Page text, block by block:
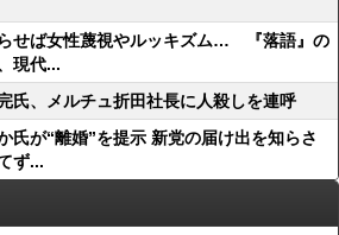
らせば女性蔑視やルッキズム… 『落語』の
現代...
氏、メルチュ折田社長に人殺しを連呼
氏が“離婚”を提示 新党の届け出を知らさ
ず...